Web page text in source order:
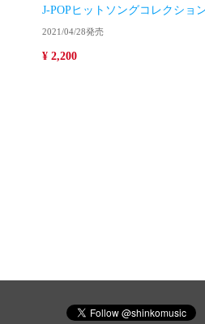
J-POPヒットソングコレクショ
2021/04/28発売
¥ 2,200